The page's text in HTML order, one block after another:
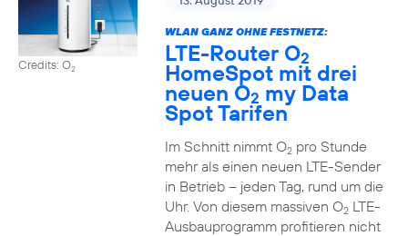
Credits: O2
WLAN GANZ OHNE FESTNETZ:
LTE-Router O2
HomeSpot mit drei
neuen O2 my Data
Spot Tarifen
Im Schnitt nimmt O2pro Stunde
mehr als einen neuen LTE-Sender
in Betrieb – jeden Tag, rund um die
Uhr. Von diesem massiven O2LTE-
Ausbauprogramm profitieren nicht